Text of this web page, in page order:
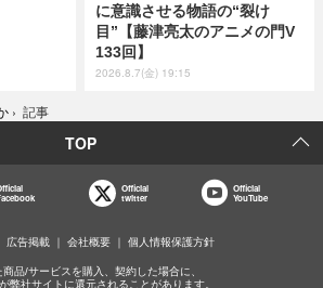
に意識させる物語の“裂け
目”【藤津亮太のアニメの門V
133回】
2026.8.7(金) 19:15
› 記事
TOP
Official
twitter
Official
YouTube
広告掲載 会社概要 個人情報保護方針
品/サービスを購入、契約した場合に、
弊社サイトに還元されることがあります。